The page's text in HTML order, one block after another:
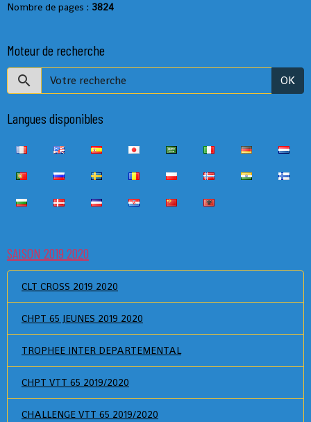
Nombre de pages : 3824
Moteur de recherche
OK
Langues disponibles
SAISON 2019 2020
CLT CROSS 2019 2020
CHPT 65 JEUNES 2019 2020
TROPHEE INTER DEPARTEMENTAL
CHPT VTT 65 2019/2020
CHALLENGE VTT 65 2019/2020